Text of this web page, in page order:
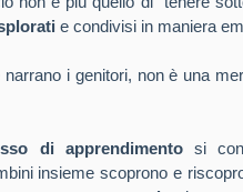
e condivisi in maniera
i genitori, non è una
di apprendimentosi
insieme scoprono e